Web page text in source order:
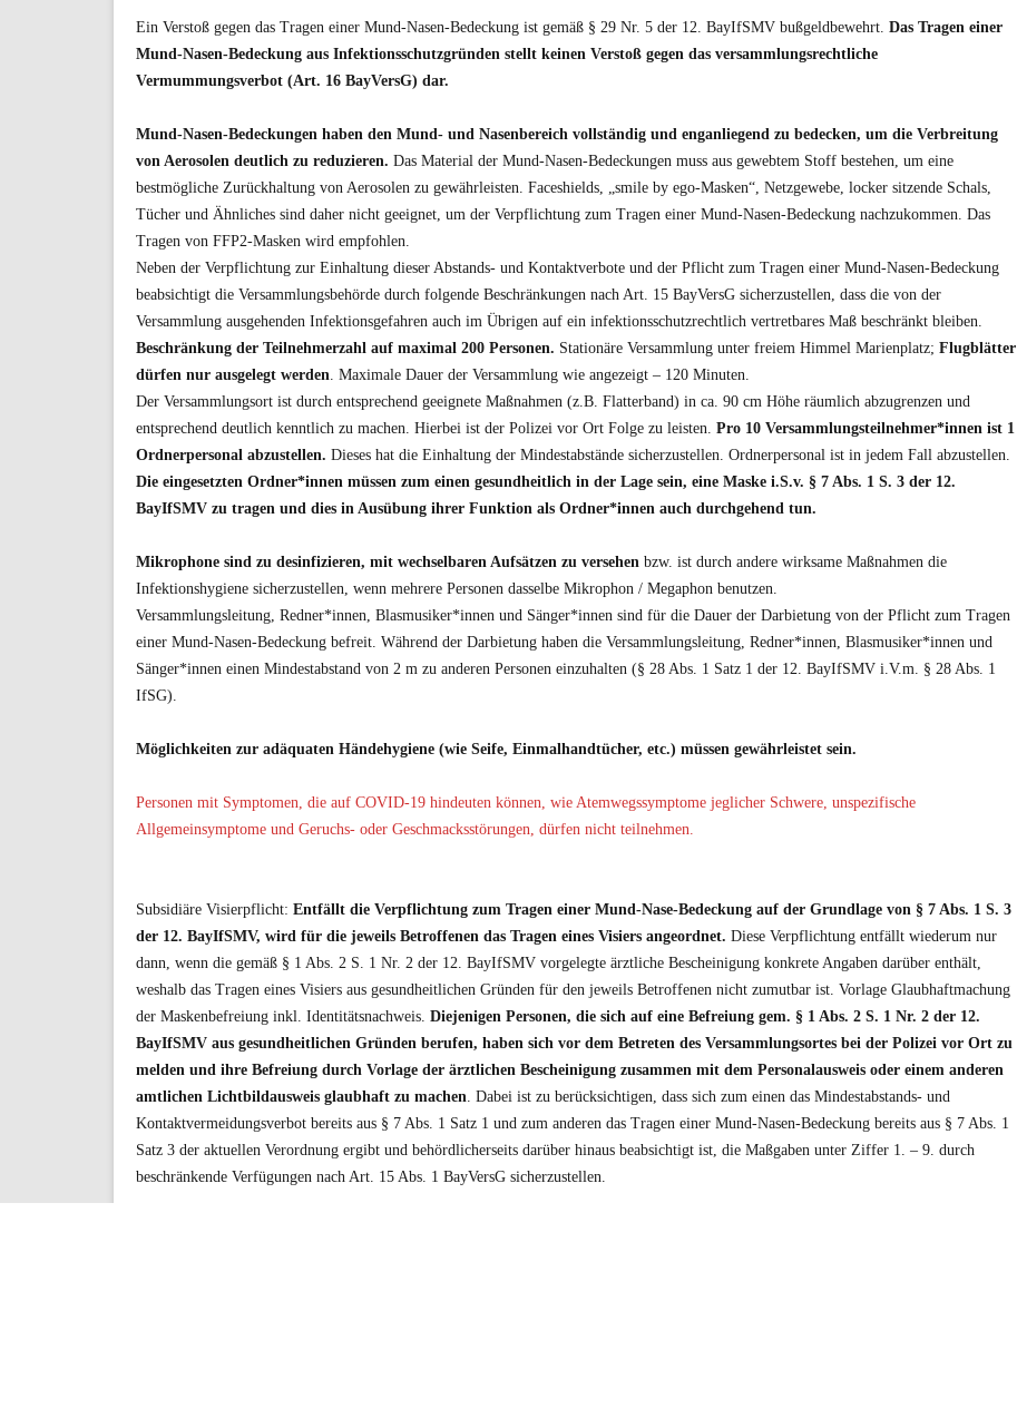
Ein Verstoß gegen das Tragen einer Mund-Nasen-Bedeckung ist gemäß § 29 Nr. 5 der 12. BayIfSMV bußgeldbewehrt. Das Tragen einer
Mund-Nasen-Bedeckung aus Infektionsschutzgründen stellt keinen Verstoß gegen das versammlungsrechtliche
Vermummungsverbot (Art. 16 BayVersG) dar.
Mund-Nasen-Bedeckungen haben den Mund- und Nasenbereich vollständig und enganliegend zu bedecken, um die Verbreitung
von Aerosolen deutlich zu reduzieren. Das Material der Mund-Nasen-Bedeckungen muss aus gewebtem Stoff bestehen, um eine
bestmögliche Zurückhaltung von Aerosolen zu gewährleisten. Faceshields, „smile by ego-Masken“, Netzgewebe, locker sitzende Schals,
Tücher und Ähnliches sind daher nicht geeignet, um der Verpflichtung zum Tragen einer Mund-Nasen-Bedeckung nachzukommen. Das
Tragen von FFP2-Masken wird empfohlen.
Neben der Verpflichtung zur Einhaltung dieser Abstands- und Kontaktverbote und der Pflicht zum Tragen einer Mund-Nasen-Bedeckung
beabsichtigt die Versammlungsbehörde durch folgende Beschränkungen nach Art. 15 BayVersG sicherzustellen, dass die von der
Versammlung ausgehenden Infektionsgefahren auch im Übrigen auf ein infektionsschutzrechtlich vertretbares Maß beschränkt bleiben.
Beschränkung der Teilnehmerzahl auf maximal 200 Personen. Stationäre Versammlung unter freiem Himmel Marienplatz; Flugblätter
dürfen nur ausgelegt werden . Maximale Dauer der Versammlung wie angezeigt – 120 Minuten.
Der Versammlungsort ist durch entsprechend geeignete Maßnahmen (z.B. Flatterband) in ca. 90 cm Höhe räumlich abzugrenzen und
entsprechend deutlich kenntlich zu machen. Hierbei ist der Polizei vor Ort Folge zu leisten. Pro 10 Versammlungsteilnehmer*innen ist 1
Ordnerpersonal abzustellen. Dieses hat die Einhaltung der Mindestabstände sicherzustellen. Ordnerpersonal ist in jedem Fall abzustellen.
Die eingesetzten Ordner*innen müssen zum einen gesundheitlich in der Lage sein, eine Maske i.S.v. § 7 Abs. 1 S. 3 der 12.
BayIfSMV zu tragen und dies in Ausübung ihrer Funktion als Ordner*innen auch durchgehend tun.
Mikrophone sind zu desinfizieren, mit wechselbaren Aufsätzen zu versehen bzw. ist durch andere wirksame Maßnahmen die
Infektionshygiene sicherzustellen, wenn mehrere Personen dasselbe Mikrophon / Megaphon benutzen.
Versammlungsleitung, Redner*innen, Blasmusiker*innen und Sänger*innen sind für die Dauer der Darbietung von der Pflicht zum Tragen
einer Mund-Nasen-Bedeckung befreit. Während der Darbietung haben die Versammlungsleitung, Redner*innen, Blasmusiker*innen und
Sänger*innen einen Mindestabstand von 2 m zu anderen Personen einzuhalten (§ 28 Abs. 1 Satz 1 der 12. BayIfSMV i.V.m. § 28 Abs. 1
IfSG).
Möglichkeiten zur adäquaten Händehygiene (wie Seife, Einmalhandtücher, etc.) müssen gewährleistet sein.
Personen mit Symptomen, die auf COVID-19 hindeuten können, wie Atemwegssymptome jeglicher Schwere, unspezifische
Allgemeinsymptome und Geruchs- oder Geschmacksstörungen, dürfen nicht teilnehmen.
Subsidiäre Visierpflicht: Entfällt die Verpflichtung zum Tragen einer Mund-Nase-Bedeckung auf der Grundlage von § 7 Abs. 1 S. 3
der 12. BayIfSMV, wird für die jeweils Betroffenen das Tragen eines Visiers angeordnet. Diese Verpflichtung entfällt wiederum nur
dann, wenn die gemäß § 1 Abs. 2 S. 1 Nr. 2 der 12. BayIfSMV vorgelegte ärztliche Bescheinigung konkrete Angaben darüber enthält,
weshalb das Tragen eines Visiers aus gesundheitlichen Gründen für den jeweils Betroffenen nicht zumutbar ist. Vorlage Glaubhaftmachung
der Maskenbefreiung inkl. Identitätsnachweis. Diejenigen Personen, die sich auf eine Befreiung gem. § 1 Abs. 2 S. 1 Nr. 2 der 12.
BayIfSMV aus gesundheitlichen Gründen berufen, haben sich vor dem Betreten des Versammlungsortes bei der Polizei vor Ort zu
melden und ihre Befreiung durch Vorlage der ärztlichen Bescheinigung zusammen mit dem Personalausweis oder einem anderen
amtlichen Lichtbildausweis glaubhaft zu machen . Dabei ist zu berücksichtigen, dass sich zum einen das Mindestabstands- und
Kontaktvermeidungsverbot bereits aus § 7 Abs. 1 Satz 1 und zum anderen das Tragen einer Mund-Nasen-Bedeckung bereits aus § 7 Abs. 1
Satz 3 der aktuellen Verordnung ergibt und behördlicherseits darüber hinaus beabsichtigt ist, die Maßgaben unter Ziffer 1. – 9. durch
beschränkende Verfügungen nach Art. 15 Abs. 1 BayVersG sicherzustellen.